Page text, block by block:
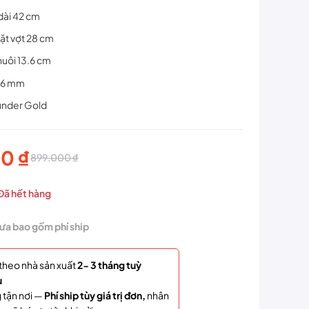
42 cm
vợt 28 cm
13.6 cm
mm
Gold
899.000₫
₫.
₫
₫.
hết hàng
bao gồm phí ship
nhà sản xuất2- 3 tháng tuỳ
tận nơi — Phí ship tùy giá trị đơn, nhân